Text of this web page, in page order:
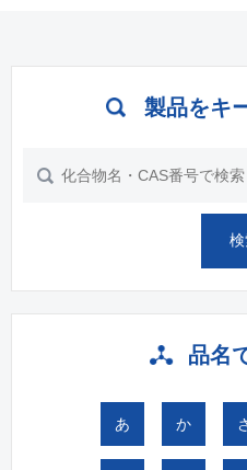
製品をキ
品名
あ か